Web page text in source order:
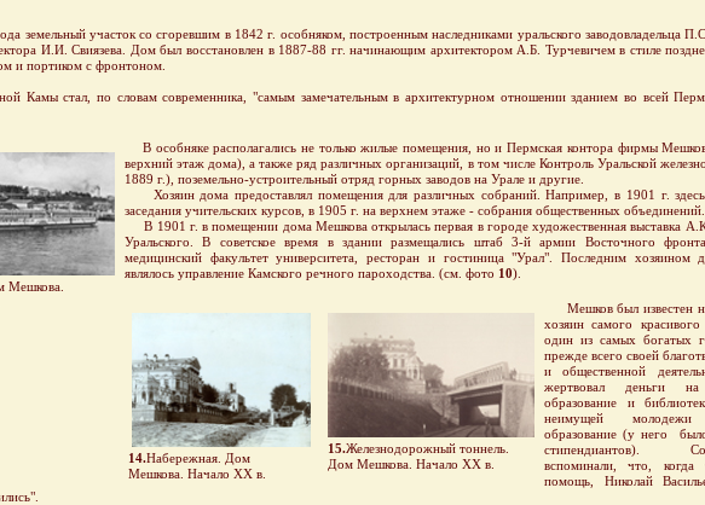
земельный участок со сгоревшим в 1842 г. особняком, построенным наследниками уральского заводовладельца
И.И. Свиязева. Дом был восстановлен в 1887-88 гг. начинающим архитектором А.Б. Турчевичем в стиле
и портиком с фронтоном.
стал, по словам современника, "самым замечательным в архитектурном отношении зданием во всей
Мешкова.
В особняке располагались не только жилые помещения, но и Пермская контора фирмы
верхний этаж дома), а также ряд различных организаций, в том числе Контроль Уральской
1889 г.), поземельно-устроительный отряд горных заводов на Урале и другие.
Хозяин дома предоставлял помещения для различных собраний. Например, в 1901 г.
заседания учительских курсов, в 1905 г. на верхнем этаже - собрания общественных объединений.
В 1901 г. в помещении дома Мешкова открылась первая в городе художественная выставка
Уральского. В советское время в здании размещались штаб 3-й армии Восточного
медицинский факультет университета, ресторан и гостиница "Урал". Последним хозяином
являлось управление Камского речного пароходства. (см. фото 10).
14.Набережная. Дом
Мешкова. Начало ХХ в.
15.Железнодорожный тоннель.
Дом Мешкова. Начало ХХ в.
Мешков был известен
хозяин самого
один из самых богатых
прежде всего своей
и общественной
жертвовал деньги на
образование и
неимущей молодежи
образование (у него
стипендиантов).
вспоминали, что, когда
помощь, Николай